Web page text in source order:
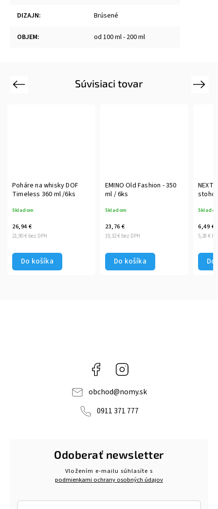
DIZAJN: Brúsené
OBJEM: od 100 ml - 200 ml
Súvisiaci tovar
Previous
Poháre na whisky DOF
Timeless 360 ml /6ks
Skladom
21,90 € bez DPH
26,94 €
Do košíka
EMINO Old Fashion - 350
ml / 6ks
Skladom
19,32 € bez DPH
23,76 €
Do košíka
NEXT
5,28 €
6,49 €
Next
Facebook
obchod@nomy.sk
0911 371 777
Odoberať newsletter
Vložením e-mailu súhlasíte s
podmienkami ochrany osobných údajov